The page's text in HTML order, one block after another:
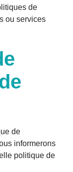
de
ou services
de
informerons
politique de